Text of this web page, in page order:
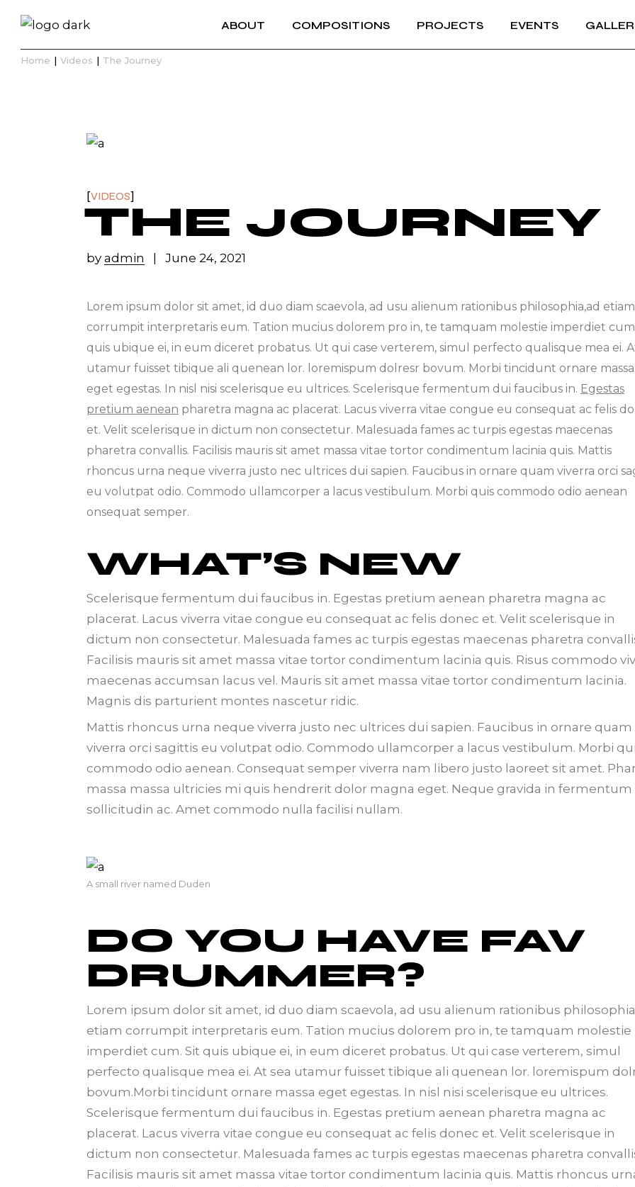
ABOUT COMPOSITIONS PROJECTS EVENTS
Home Videos The Journey
VIDEOS
THE JOURNEY
by admin June 24, 2021
Lorem ipsum dolor sit amet, id duo diam scaevola, ad usu alienum rationibus philosophia,ad etiam
corrumpit interpretaris eum. Tation mucius dolorem pro in, te tamquam molestie imperdiet
quis ubique ei, in eum diceret probatus. Ut qui case verterem, simul perfecto qualisque mea ei.
utamur fuisset tibique ali quenean lor. loremispum dolresr bovum. Morbi tincidunt ornare massa
eget egestas. In nisl nisi scelerisque eu ultrices. Scelerisque fermentum dui faucibus in. Egestas
pretium aenean pharetra magna ac placerat. Lacus viverra vitae congue eu consequat ac felis
et. Velit scelerisque in dictum non consectetur. Malesuada fames ac turpis egestas maecenas
pharetra convallis. Facilisis mauris sit amet massa vitae tortor condimentum lacinia quis. Mattis
rhoncus urna neque viverra justo nec ultrices dui sapien. Faucibus in ornare quam viverra orci
eu volutpat odio. Commodo ullamcorper a lacus vestibulum. Morbi quis commodo odio aenean
onsequat semper.
WHAT’S NEW
Scelerisque fermentum dui faucibus in. Egestas pretium aenean pharetra magna ac
placerat. Lacus viverra vitae congue eu consequat ac felis donec et. Velit scelerisque in
dictum non consectetur. Malesuada fames ac turpis egestas maecenas pharetra
Facilisis mauris sit amet massa vitae tortor condimentum lacinia quis. Risus commodo
maecenas accumsan lacus vel. Mauris sit amet massa vitae tortor condimentum lacinia.
Magnis dis parturient montes nascetur ridic.
Mattis rhoncus urna neque viverra justo nec ultrices dui sapien. Faucibus in ornare quam
viverra orci sagittis eu volutpat odio. Commodo ullamcorper a lacus vestibulum. Morbi
commodo odio aenean. Consequat semper viverra nam libero justo laoreet sit amet.
massa massa ultricies mi quis hendrerit dolor magna eget. Neque gravida in fermentum
sollicitudin ac. Amet commodo nulla facilisi nullam.
A small river named Duden
DO YOU HAVE FAV
DRUMMER?
Lorem ipsum dolor sit amet, id duo diam scaevola, ad usu alienum rationibus
etiam corrumpit interpretaris eum. Tation mucius dolorem pro in, te tamquam molestie
imperdiet cum. Sit quis ubique ei, in eum diceret probatus. Ut qui case verterem, simul
perfecto qualisque mea ei. At sea utamur fuisset tibique ali quenean lor. loremispum
bovum.Morbi tincidunt ornare massa eget egestas. In nisl nisi scelerisque eu ultrices.
Scelerisque fermentum dui faucibus in. Egestas pretium aenean pharetra magna ac
placerat. Lacus viverra vitae congue eu consequat ac felis donec et. Velit scelerisque in
dictum non consectetur. Malesuada fames ac turpis egestas maecenas pharetra
Facilisis mauris sit amet massa vitae tortor condimentum lacinia quis. Mattis rhoncus